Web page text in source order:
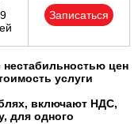
Записаться
цен
услуги
включают НДС,
для одного